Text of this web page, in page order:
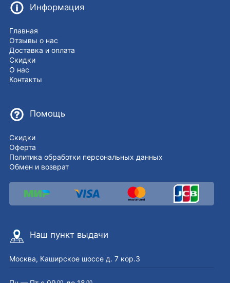
Информация
Главная
Отзывы о нас
Доставка и оплата
Скидки
О нас
Контакты
Помощь
Скидки
Оферта
Политика обработки персональных данных
Обмен и возврат
Наш пункт выдачи
Москва, Каширское шоссе д. 7 кор.3